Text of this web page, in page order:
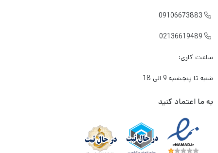
در شرایطی که معمولا به صورت متناوب و زیاد از تزمز استفاده می
کنم، لنت داغ نشود و کارایی آن پایین نیاید؟
آیا لنتی که میخرم گارانتی دارد؟
و مهم تر از همه جایی که
این لنترا تهیه میکنم معتبر است؟

09106673883

02136619489
ساعت کاری:
شنبه تا پنجشنبه 9 الی 18
به ما اعتماد کنید